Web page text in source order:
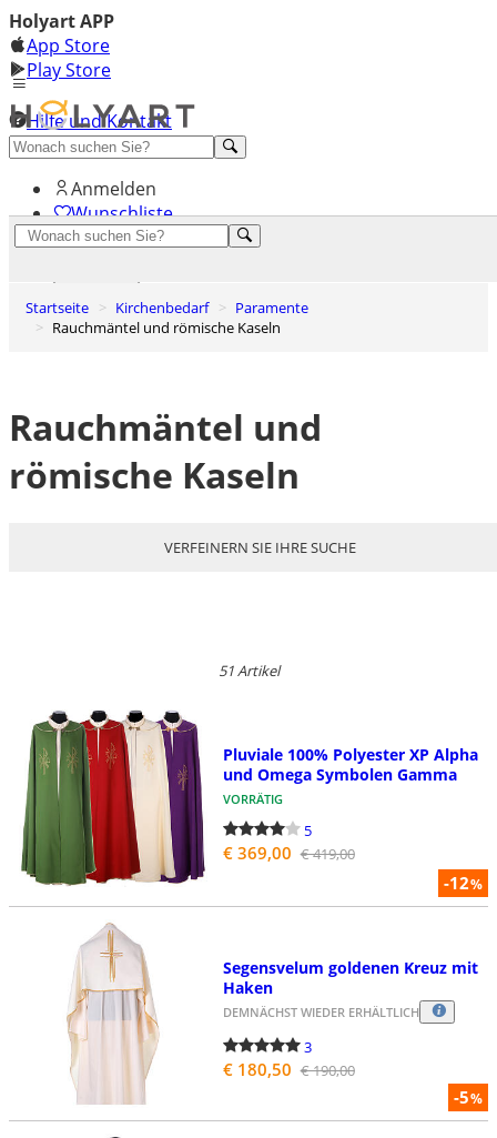
Holyart APP
App Store
Play Store
Hilfe und Kontakt
Entdecken Sie Premium
Anmelden
Wunschliste
Startseite Kirchenbedarf
Paramente
Rauchmäntel und römische Kaseln
Rauchmäntel und
römische Kaseln
VERFEINERN SIE IHRE SUCHE
51 Artikel
-12%
Pluviale 100% Polyester XP Alpha
und Omega Symbolen Gamma
VORRÄTIG
5
€ 369,00 € 419,00
-5%
Segensvelum goldenen Kreuz mit
Haken
DEMNÄCHST WIEDER ERHÄLTLICH
3
€ 180,50 € 190,00